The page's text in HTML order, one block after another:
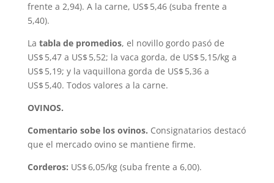
frente a 2,94). A la carne, US$ 5,46 (suba frente a
5,40).
La tabla de promedios, el novillo gordo pasó de
US$ 5,47 a US$ 5,52; la vaca gorda, de US$ 5,15/kg a
US$ 5,19; y la vaquillona gorda de US$ 5,36 a
US$ 5,40. Todos valores a la carne.
OVINOS.
Comentario sobe los ovinos. Consignatarios destacó
que el mercado ovino se mantiene firme.
Corderos: US$ 6,05/kg (suba frente a 6,00).